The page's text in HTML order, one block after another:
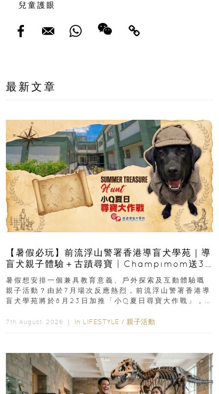
兒童護眼
最新文章
【暑假必玩】前流浮山警署香港導盲犬學苑｜導
盲犬親子體驗＋古蹟尋寶 | Champimom送3
組免費名額
暑假想安排一個兼具教育意義、戶外探索及互動體驗嘅
親子活動？由於7月場次反應熱烈，前流浮山警署香港導
盲犬學苑將於8月23日加推「小Q夏日尋寶大作戰」，家
7th August, 2026 ｜ In LIFESTYLE / 親子活動